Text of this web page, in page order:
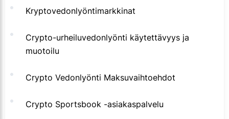
Kryptovedonlyöntimarkkinat
Crypto-urheiluvedonlyönti käytettävyys ja
muotoilu
Crypto Vedonlyönti Maksuvaihtoehdot
Crypto Sportsbook -asiakaspalvelu